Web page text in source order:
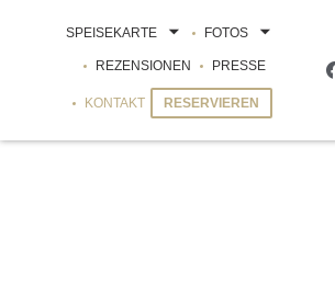
SPEISEKARTE FOTOS
REZENSIONEN PRESSE
KONTAKT RESERVIEREN